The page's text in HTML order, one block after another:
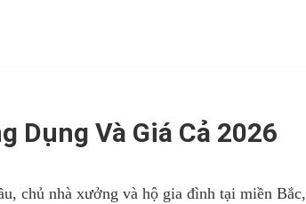
Dụng Và Giá Cả 2026
chủ nhà xưởng và hộ gia đình tại miền Bắc,